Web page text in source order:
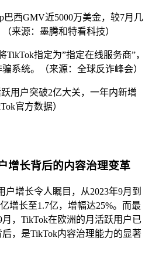
巴西GMV近5000万美金，较7月几
来源：墨腾和特看科技）
TikTok指定为”指定在线服务商”，
系统。（来源：全球反诈峰会）
用户突破2亿大关，一年内新增
官方数据）
增长背后的内容治理变革
户增长令人瞩目，从2023年9月到
增长至1.7亿，增幅达25%。而最
，TikTok在欧洲的月活跃用户已
，是TikTok内容治理能力的显著